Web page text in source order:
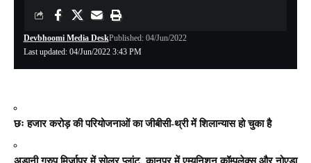
Last updated: 04/Jun/2022 3:43 PM
Devbhoomi Media DeskPublished: 04/Jun/2022
छः हजार करोड़ की परियोजनाओं का जीबीसी-थ्री में शिलान्यास हो चुका है